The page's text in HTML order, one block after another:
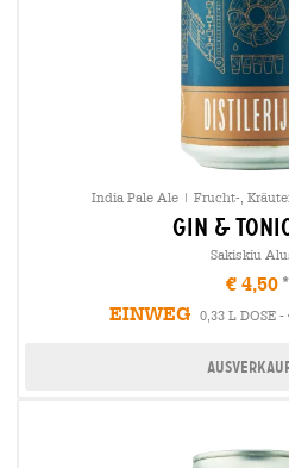
India Pale Ale | Frucht-,
gin &
Sakiskiu
€ 4,50
EINWEG
0,33 L DOSE -